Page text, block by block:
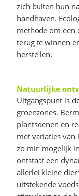
zich buiten hun
handhaven.
methode om een
terug te winnen
herstellen.
Natuurlijke
Uitgangspunt is
groenzones.
plantsoenen en
met variaties van
zo min mogelijk
ontstaat een
allerlei kleine
uitstekende